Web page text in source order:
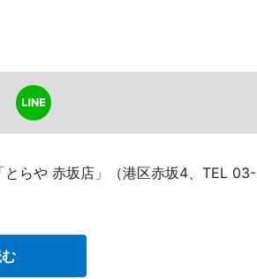
らや 赤坂店」（港区赤坂4、TEL 03-